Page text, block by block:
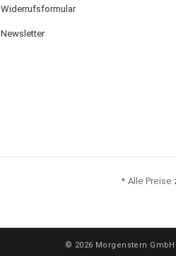
Widerrufsformular
Newsletter
* Alle Preise
© 2026 Morgenstern